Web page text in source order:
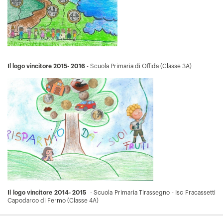
Il logo vincitore 2015- 2016 - Scuola Primaria di Offida (Classe 3A)
Il logo vincitore 2014- 2015
- Scuola Primaria Tirassegno - Isc Fracassetti
Capodarco di Fermo (Classe 4A)